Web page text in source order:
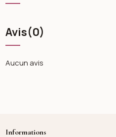
Avis(0)
Aucun avis
Informations